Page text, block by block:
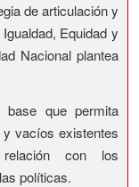
de articulación y
Equidad y
Nacional plantea
base que permita
vacíos existentes
con los
políticas.